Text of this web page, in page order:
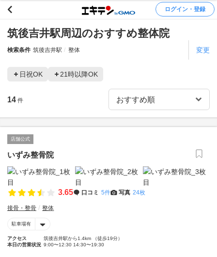
ログイン・登録
筑後吉井駅周辺のおすすめ整体院
検索条件 筑後吉井駅 整体 変更
日祝OK 21時以降OK
14 件
店舗公式
いずみ整骨院
3.65 口コミ 5件 写真 24枚
接骨・整骨 整体
駐車場有
アクセス
筑後吉井駅から1.4km （徒歩19分）
本日の営業状況 9:00〜12:30 14:30〜19:30